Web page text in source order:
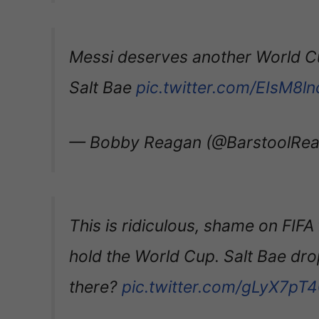
Messi deserves another World
Salt Bae pic.twitter.com/
— Bobby Reagan
This is ridiculous, shame on
hold the World Cup. Salt Bae
there? pic.twitter.com/